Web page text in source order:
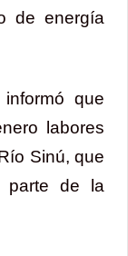
de energía
que
labores
Sinú, que
parte de la